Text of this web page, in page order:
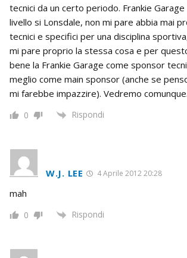
tecnici da un certo periodo. Frankie
livello si Lonsdale, non mi pare abbia mai
tecnici e specifici per una disciplina
mi pare proprio la stessa cosa e per
bene la Frankie Garage come sponsor
meglio come main sponsor (anche se
mi farebbe impazzire). Vedremo
0 Rispondi
W.J. LEE 4 Aprile 2012 20:28
mah
0 Rispondi